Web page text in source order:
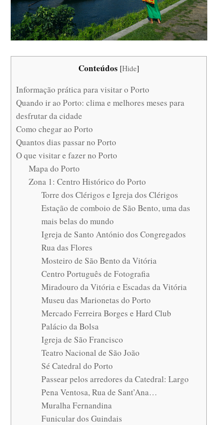
Conteúdos [Hide]
Informação prática para visitar o Porto
Quando ir ao Porto: clima e melhores meses para
desfrutar da cidade
Como chegar ao Porto
Quantos dias passar no Porto
O que visitar e fazer no Porto
Mapa do Porto
Zona 1: Centro Histórico do Porto
Torre dos Clérigos e Igreja dos Clérigos
Estação de comboio de São Bento, uma das
mais belas do mundo
Igreja de Santo António dos Congregados
Rua das Flores
Mosteiro de São Bento da Vitória
Centro Português de Fotografia
Miradouro da Vitória e Escadas da Vitória
Museu das Marionetas do Porto
Mercado Ferreira Borges e Hard Club
Palácio da Bolsa
Igreja de São Francisco
Teatro Nacional de São João
Sé Catedral do Porto
Passear pelos arredores da Catedral: Largo
Pena Ventosa, Rua de Sant’Ana…
Muralha Fernandina
Funicular dos Guindais